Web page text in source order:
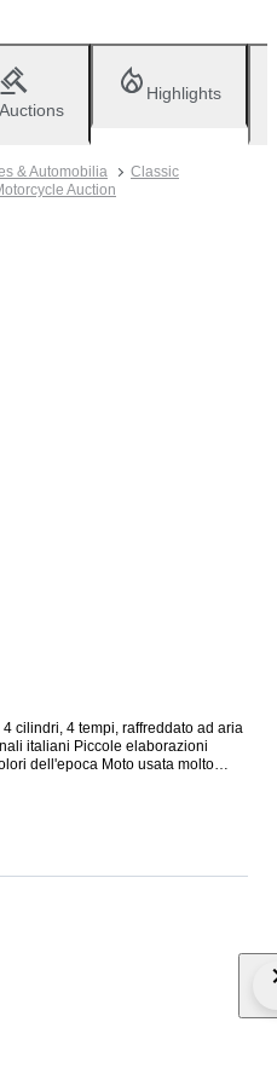
Auctions
Highlights
& Automobilia
Classic
Auction
elaborazioni
Moto usata molto
per sincronizzazione
astina, un tocco di rarità per
meccanica curata